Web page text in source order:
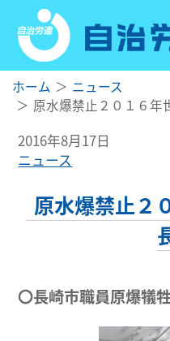
ホーム
ニュース
原水爆禁止２０１６年
2016年8月17日
ニュース
原水爆禁止２
〇長崎市職員原爆犠